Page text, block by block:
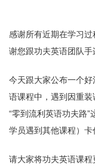
感谢所有近期在学习
谢您跟功夫英语团队手
今天跟大家公布一个
语课程中，遇到因重
“零到流利英语功夫路
学员遇到其他课程）卡
请大家将功夫英语课程